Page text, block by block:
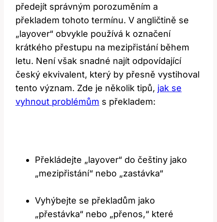
předejít správným porozuměním a
překladem tohoto termínu. V angličtině se
„layover“ obvykle používá k označení
krátkého přestupu na mezipřistání během
letu. Není však snadné najít odpovídající
český ekvivalent, který by přesně vystihoval
tento význam. Zde je několik tipů, jak se
vyhnout problémům s překladem:
Překládejte „layover“ do češtiny jako
„mezipřistání“ nebo „zastávka“
Vyhýbejte se překladům jako
„přestávka“ nebo „přenos,“ které